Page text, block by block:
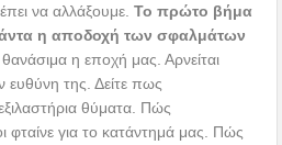
να αλλάξουμε.Το πρώτο βήμα
η αποδοχή των σφαλμάτων
η εποχή μας. Αρνείται
ευθύνη της. Δείτε πως
θύματα. Πώς
φταίνε για το κατάντημά μας. Πώς